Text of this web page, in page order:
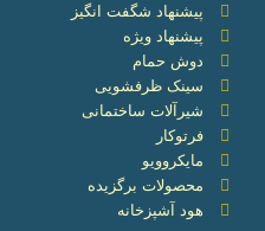
پیشنهاد شگفت انگیز
پیشنهاد ویژه
دوش حمام
سینک ظرفشویی
شیرآلات ساختمانی
فرتوکار
مایکروویو
محصولات برگزیده
هود آشپزخانه